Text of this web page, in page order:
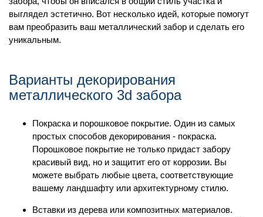
выглядел эстетично. Вот несколько идей, которые помогут
вам преобразить ваш металлический забор и сделать его
уникальным.
Варианты декорирования
металлического 3d забора
Покраска и порошковое покрытие. Один из самых
простых способов декорирования - покраска.
Порошковое покрытие не только придаст забору
красивый вид, но и защитит его от коррозии. Вы
можете выбрать любые цвета, соответствующие
вашему ландшафту или архитектурному стилю.
Вставки из дерева или композитных материалов.